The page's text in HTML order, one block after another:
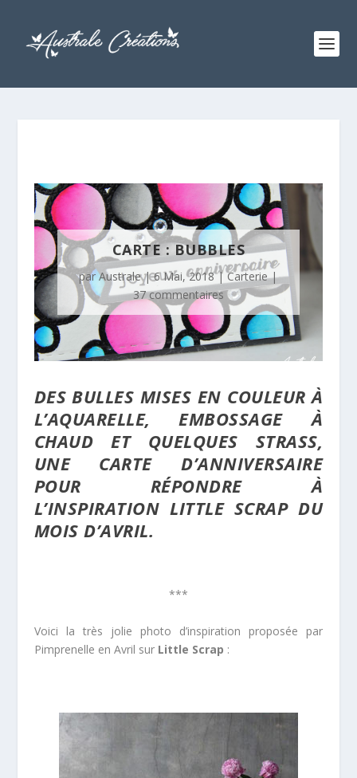
CARTE : BUBBLES
parAustrale|6 Mai, 2018|Carterie|
37 commentaires
DES BULLES MISES EN COULEUR À
L’AQUARELLE, EMBOSSAGE À
CHAUD ET QUELQUES STRASS,
UNE CARTE D’ANNIVERSAIRE
POUR RÉPONDRE À
L’INSPIRATION LITTLE SCRAP DU
MOIS D’AVRIL.
***
Voici la très jolie photo d’inspiration proposée par
Pimprenelle en Avril sur Little Scrap :